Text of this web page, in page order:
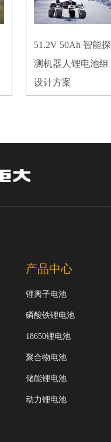
51.2V 50Ah 智能探
测机器人锂电池组
设计方案
产品中心
锂离子电池
磷酸铁锂电池
18650锂电池
聚合物电池
储能锂电池
动力锂电池